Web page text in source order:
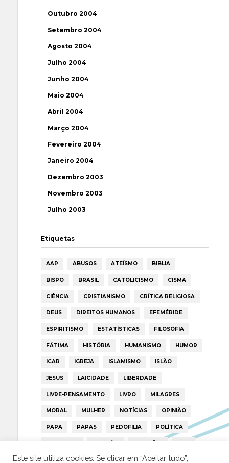
Outubro 2004
Setembro 2004
Agosto 2004
Julho 2004
Junho 2004
Maio 2004
Abril 2004
Março 2004
Fevereiro 2004
Janeiro 2004
Dezembro 2003
Novembro 2003
Julho 2003
Etiquetas
AAP ABUSOS ATEÍSMO BIBLIA
BISPO BRASIL CATOLICISMO CISMA
CIÊNCIA CRISTIANISMO CRÍTICA RELIGIOSA
DEUS DIREITOS HUMANOS EFEMÉRIDE
ESPIRITISMO ESTATÍSTICAS FILOSOFIA
FÁTIMA HISTÓRIA HUMANISMO HUMOR
ICAR IGREJA ISLAMISMO ISLÃO
JESUS LAICIDADE LIBERDADE
LIVRE-PENSAMENTO LIVRO MILAGRES
MORAL MULHER NOTÍCIAS OPINIÃO
PAPA PAPAS PEDOFILIA POLÍTICA
PORTUGAL RELIGIÃO RELIGIÕES RTP
TRUMP VATICANO
Este site utiliza cookies. Se clicar em “Aceitar tudo”,